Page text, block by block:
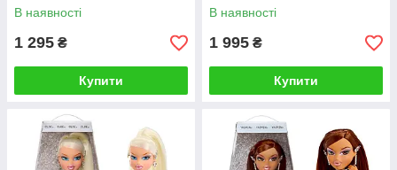
В наявності
1 295 ₴
Купити
В наявності
1 995 ₴
Купити